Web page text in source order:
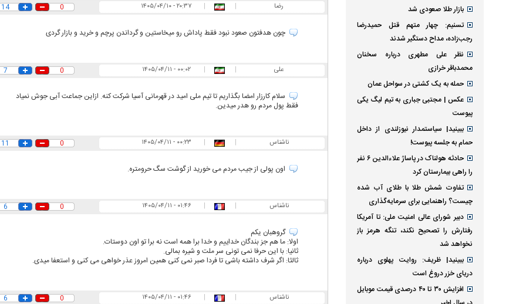
رضا |
| ۲۰:۳۷ - ۱۴۰۵/۰۴/۱۰ 0
14
چون هدفتون صعود نبود فقط پاداش رو میخاستین و گرداندن پرچم و خرید و بازار گردی
علی |
| ۰۰:۰۲ - ۱۴۰۵/۰۴/۱۱ 0
7
سلام کارزار امضا بگذاریم تا تیم ملی امید در قهرمانی آسیا شرکت کنه. ازاین جماعت آبی جوش نمیاد‌
فقط پول مردم رو هدر میدین.
ناشناس |
| ۰۰:۲۳ - ۱۴۰۵/۰۴/۱۱ 0
11
اون پولی از جیب مردم می خورید از گوشت سگ حرومتره.
ناشناس |
| ۰۱:۴۶ - ۱۴۰۵/۰۴/۱۱ 0
6
گروهبان یکم
اولا: ما هم جز بندگان خداییم و خدا برا همه است نه برا تو اون دوستات.
ثانیا: با این حرفا نمی تونی سر ملت و شیره بمالی.
ثالثا: اگر شرف داشته باشی تا فردا صبر نمی کنی همین امروز عذر خواهی می کنی و استعفا میدی.
ناشناس |
| ۰۱:۴۶ - ۱۴۰۵/۰۴/۱۱ 0
6
بازار طلا صعودی شد
تسنیم: چهار متهم قتل حمیدرضا
رجب‌زاده، مداح دستگیر شدند
نظر علی مطهری درباره سخنان
محمدباقر خرازی
حمله به یک کشتی در سواحل عمان
عکس | مجتبی جباری به تیم لیگ یکی
پیوست
ببینید| سیاستمدار نیوزلندی از داخل
حمام به جلسه پیوست!
حادثه هولناک در پاساژ علاءالدین ۶ نفر
را راهی بیمارستان کرد
تفاوت شمش طلا با طلای آب شده
چیست؟ راهنمایی برای سرمایه‌گذاری
دبیر شورای عالی امنیت ملی: تا آمریکا
رفتارش را تصحیح نکند، تنگه هرمز باز
نخواهد شد
ببینید| ظریف: روایت پهلوی درباره
دریای خزر دروغ است
افزایش ۳۰ تا ۴۰ درصدی قیمت موبایل